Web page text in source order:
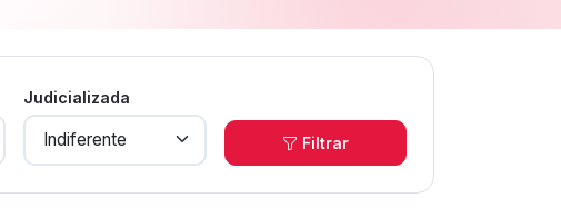
Judicializada
Filtrar